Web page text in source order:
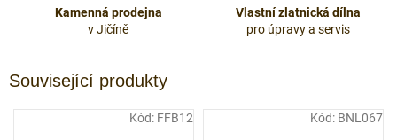
Kamenná prodejna
v Jičíně
Vlastní zlatnická dílna
pro úpravy a servis
Související produkty
Kód: FFB12 Kód: BNL067